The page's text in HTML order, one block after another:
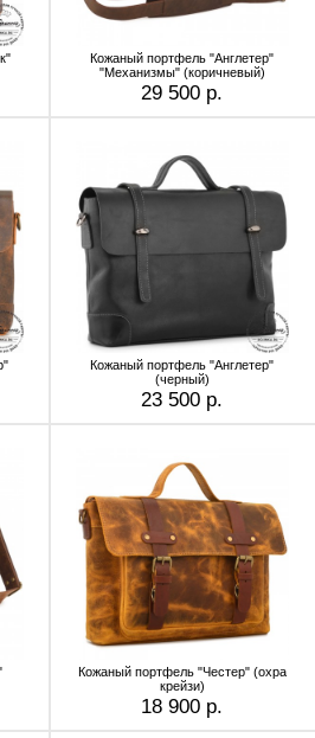
Кожаный портфель "Англетер"
"Механизмы" (коричневый)
29 500 р.
Кожаный портфель "Англетер"
(черный)
23 500 р.
Кожаный портфель "Честер" (охра
крейзи)
18 900 р.